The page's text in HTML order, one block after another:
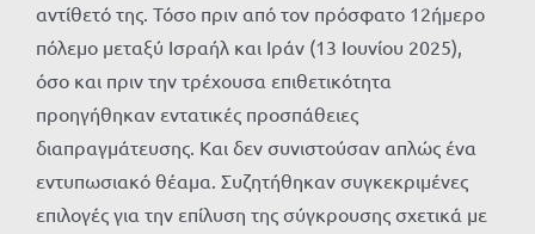
αντίθετό της. Τόσο πριν από τον πρόσφατο 12ήμερο
πόλεμο μεταξύ Ισραήλ και Ιράν (13 Ιουνίου 2025),
όσο και πριν την τρέχουσα επιθετικότητα
προηγήθηκαν εντατικές προσπάθειες
διαπραγμάτευσης. Και δεν συνιστούσαν απλώς ένα
εντυπωσιακό θέαμα. Συζητήθηκαν συγκεκριμένες
επιλογές για την επίλυση της σύγκρουσης σχετικά με